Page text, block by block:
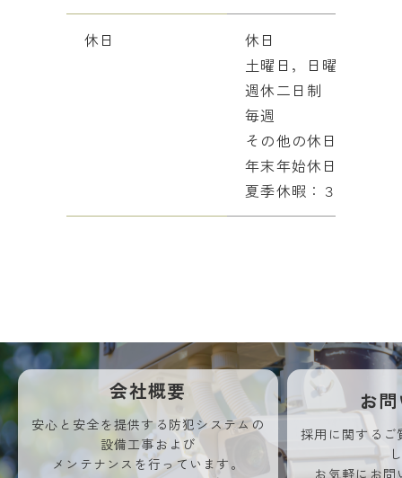
休日
休日
土曜日，日曜日，そ
週休二日制
毎週
その他の休日
年末年始休日：１２
夏季休暇：３日間、
会社概要
安心と安全を提供する防犯システムの
設備工事および
メンテナンスを行っています。
お
採用に関するご
お気軽にお